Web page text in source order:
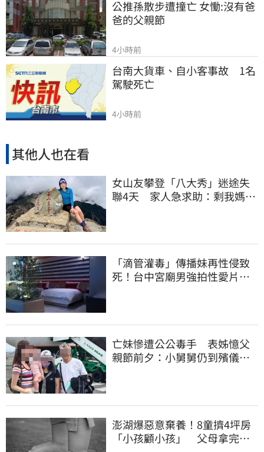
公推孫散步遭撞亡 女慟:沒有爸
爸的父親節
4小時前
台南大貨車、自小客事故　1名
駕駛死亡
4小時前
其他人也在看
女山友攀登「八大秀」迷途失
聯4天 家人急求助：剩我媽還
「滴管灌毒」傳播妹再性侵致
死！台中宮廟男強拍性愛片
亡妹慘遭公公毒手 表姊憶父
親節前夕：小舅舅仍到殯儀館
澎湖爆惡意棄養！8童擠4坪房
「小孩顧小孩」 父母拿完補